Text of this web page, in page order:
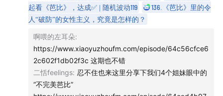
AI时代，我们在何种意义上可能拥有真实的记忆？
疫情结束后，我第一次不敢展望自己未来的生活
一次巴厘岛之行
本期提及书影】
起看《芭比》，达成✅ | 随机波动119
136.《芭比》里的令
人“破防”的女性主义，究竟是怎样的？
啊喂的左耳朵:
https://www.xiaoyuzhoufm.com/episode/64c56cfce6
2c602f1db02f3c 这期也不错
二恬feelings: 忍不住也来这里分享下我们4个姐妹眼中的
“不完美芭比”